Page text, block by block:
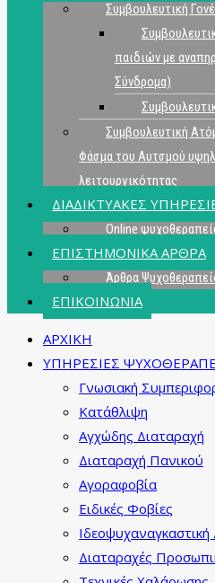
Συμβουλευτική
παιδιών με
Σύνδρομα)
Συμβουλευτική
Φάσμα του Αυτσμού
λειτουργικότητας
ΔΙΑΔΙΚΤΥΑΚΕΣ
Online
ΕΠΙΣΤΗΜΟΝΙΚΑ ΑΡΘΡΑ
Άρθρα
ΕΠΙΚΟΙΝΩΝΙΑ
ΑΡΧΙΚΗ
ΥΠΗΡΕΣΙΕΣ
Γνωσιακή
Κατάθλιψη
Αγχώδης Διαταραχή
Διαταραχή Πανικού
Αγοραφοβία
Ειδικές Φοβίες
Ιδεοψυχαναγκαστική
Διαταραχές